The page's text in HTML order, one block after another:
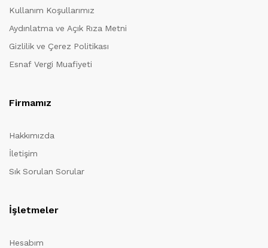
Kullanım Koşullarımız
Aydınlatma ve Açık Rıza Metni
Gizlilik ve Çerez Politikası
Esnaf Vergi Muafiyeti
Firmamız
Hakkımızda
İletişim
Sık Sorulan Sorular
İşletmeler
Hesabım